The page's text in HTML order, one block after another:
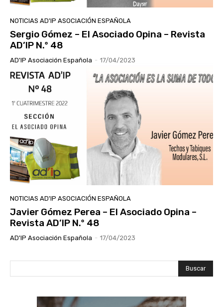
NOTICIAS AD'IP ASOCIACIÓN ESPAÑOLA
Sergio Gómez – El Asociado Opina – Revista
AD’IP N.º 48
AD'IP Asociación Española - 17/04/2023
NOTICIAS AD'IP ASOCIACIÓN ESPAÑOLA
Javier Gómez Perea – El Asociado Opina –
Revista AD’IP N.º 48
AD'IP Asociación Española - 17/04/2023
Buscar